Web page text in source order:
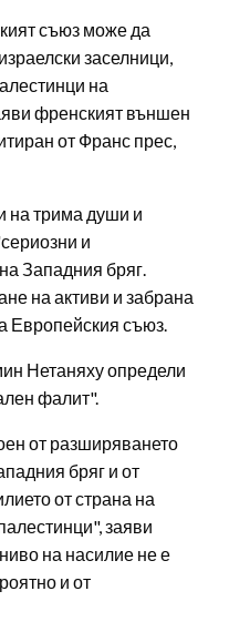
съюз може да
заселници,
на
френският външен
от Франс прес,
на трима души и
и
Западния бряг.
на активи и забрана
Европейския съюз.
Нетаняху определи
фалит".
от разширяването
бряг и от
от страна на
заяви
на насилие не е
и от